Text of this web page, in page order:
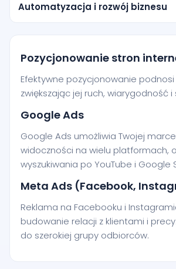
Automatyzacja i rozwój biznesu
Pozycjonowanie stron
Efektywne pozycjonowanie podnosi
zwiększając jej ruch, wiarygodność i
Google Ads
Google Ads umożliwia Twojej
widoczności na wielu platformach,
wyszukiwania po YouTube i Google
Meta Ads (Facebook,
Reklama na Facebooku i
budowanie relacji z klientami i
do szerokiej grupy odbiorców.